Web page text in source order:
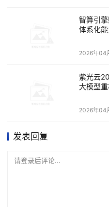
智算引
体系化
2026年04
紫光云
大模型
2026年04
发表回复
请登录后评论...